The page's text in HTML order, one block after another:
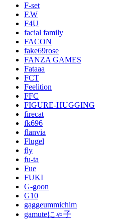
F-set
F.W
F4U
facial family
FACON
fake69rose
FANZA GAMES
Fataaa
FCT
Feelition
FFC
FIGURE-HUGGING
firecat
fk696
flanvia
Flugel
fly
fu-ta
Fue
FUKI
G-goon
G10
gaggeummichim
gamuteにゃ子